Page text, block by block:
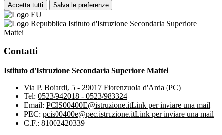
Accetta tutti Salva le preferenze
Istituto d'Istruzione Secondaria Superiore
Mattei
Contatti
Istituto d'Istruzione Secondaria Superiore Mattei
Via P. Boiardi, 5 - 29017 Fiorenzuola d'Arda (PC)
Tel: 0523/942018 - 0523/983324
Email: PCIS00400E@istruzione.itLink per inviare una mail
PEC: pcis00400e@pec.istruzione.itLink per inviare una mail
C.F.: 81002420339